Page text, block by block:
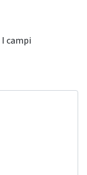
I campi